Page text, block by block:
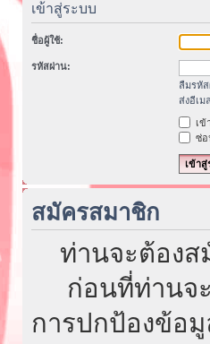
เข้าสู่ระบบ
ชื่อผู้ใช้:
รหัสผ่าน:
ลืมรหั
ส่งอีเม
เข้
ซ่อ
สมัครสมาชิก
ท่านจะต้องส
ก่อนที่ท่านจะ
การปกป้องข้อ